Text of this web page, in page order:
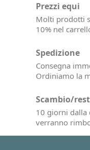
Prezzi equi
Molti prodotti
10% nel
Spedizione
Consegna
Ordiniamo la
Scambio/
10 giorni dalla
verranno